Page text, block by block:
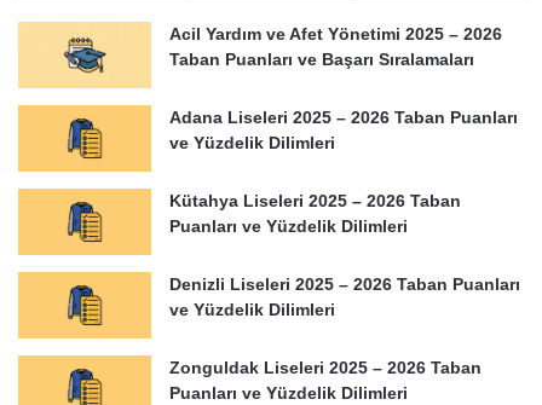
Acil Yardım ve Afet Yönetimi 2025 – 2026
Taban Puanları ve Başarı Sıralamaları
Adana Liseleri 2025 – 2026 Taban Puanları
ve Yüzdelik Dilimleri
Kütahya Liseleri 2025 – 2026 Taban
Puanları ve Yüzdelik Dilimleri
Denizli Liseleri 2025 – 2026 Taban Puanları
ve Yüzdelik Dilimleri
Zonguldak Liseleri 2025 – 2026 Taban
Puanları ve Yüzdelik Dilimleri